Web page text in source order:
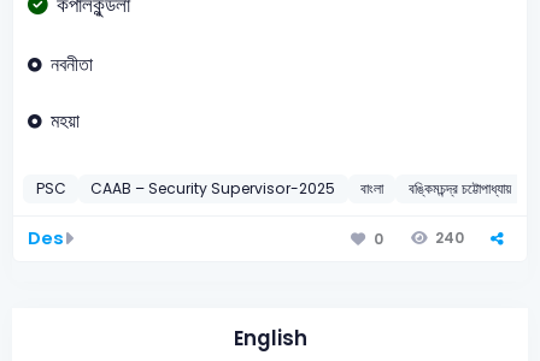
কপালকুন্ডলা
নবনীতা
মহয়া
PSC CAAB – Security Supervisor-2025 বাংলা বঙ্কিমচন্দ্র চট্টোপাধ্যায়
Des 0 240
English